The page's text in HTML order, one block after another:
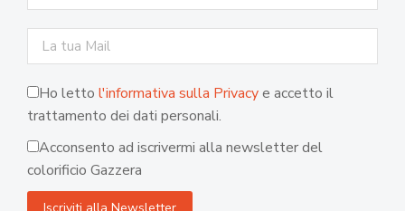
Ho letto l'informativa sulla Privacye accetto il
trattamento dei dati personali.
Acconsento ad iscrivermi alla newsletter del
colorificio Gazzera